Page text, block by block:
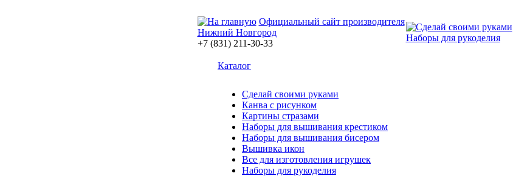
Официальный сайт производителя
Нижний Новгород
+7 (831) 211-30-33
Наборы для рукоделия
Каталог
Сделай своими руками
Канва с рисунком
Картины стразами
Наборы для вышивания крестиком
Наборы для вышивания бисером
Вышивка икон
Все для изготовления игрушек
Наборы для рукоделия